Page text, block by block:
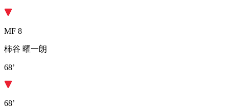
MF 8
柿谷 曜一朗
68’
68’